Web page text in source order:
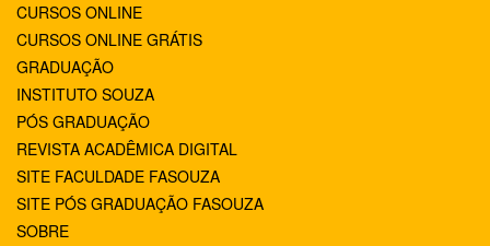
CURSOS ONLINE
CURSOS ONLINE GRÁTIS
GRADUAÇÃO
INSTITUTO SOUZA
PÓS GRADUAÇÃO
REVISTA ACADÊMICA DIGITAL
SITE FACULDADE FASOUZA
SITE PÓS GRADUAÇÃO FASOUZA
SOBRE